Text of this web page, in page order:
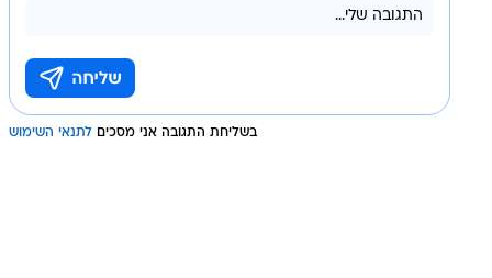
בשליחת התגובה אני מסכים לתנאי השימוש